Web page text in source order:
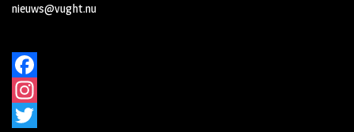
nieuws@vught.nu
F
a